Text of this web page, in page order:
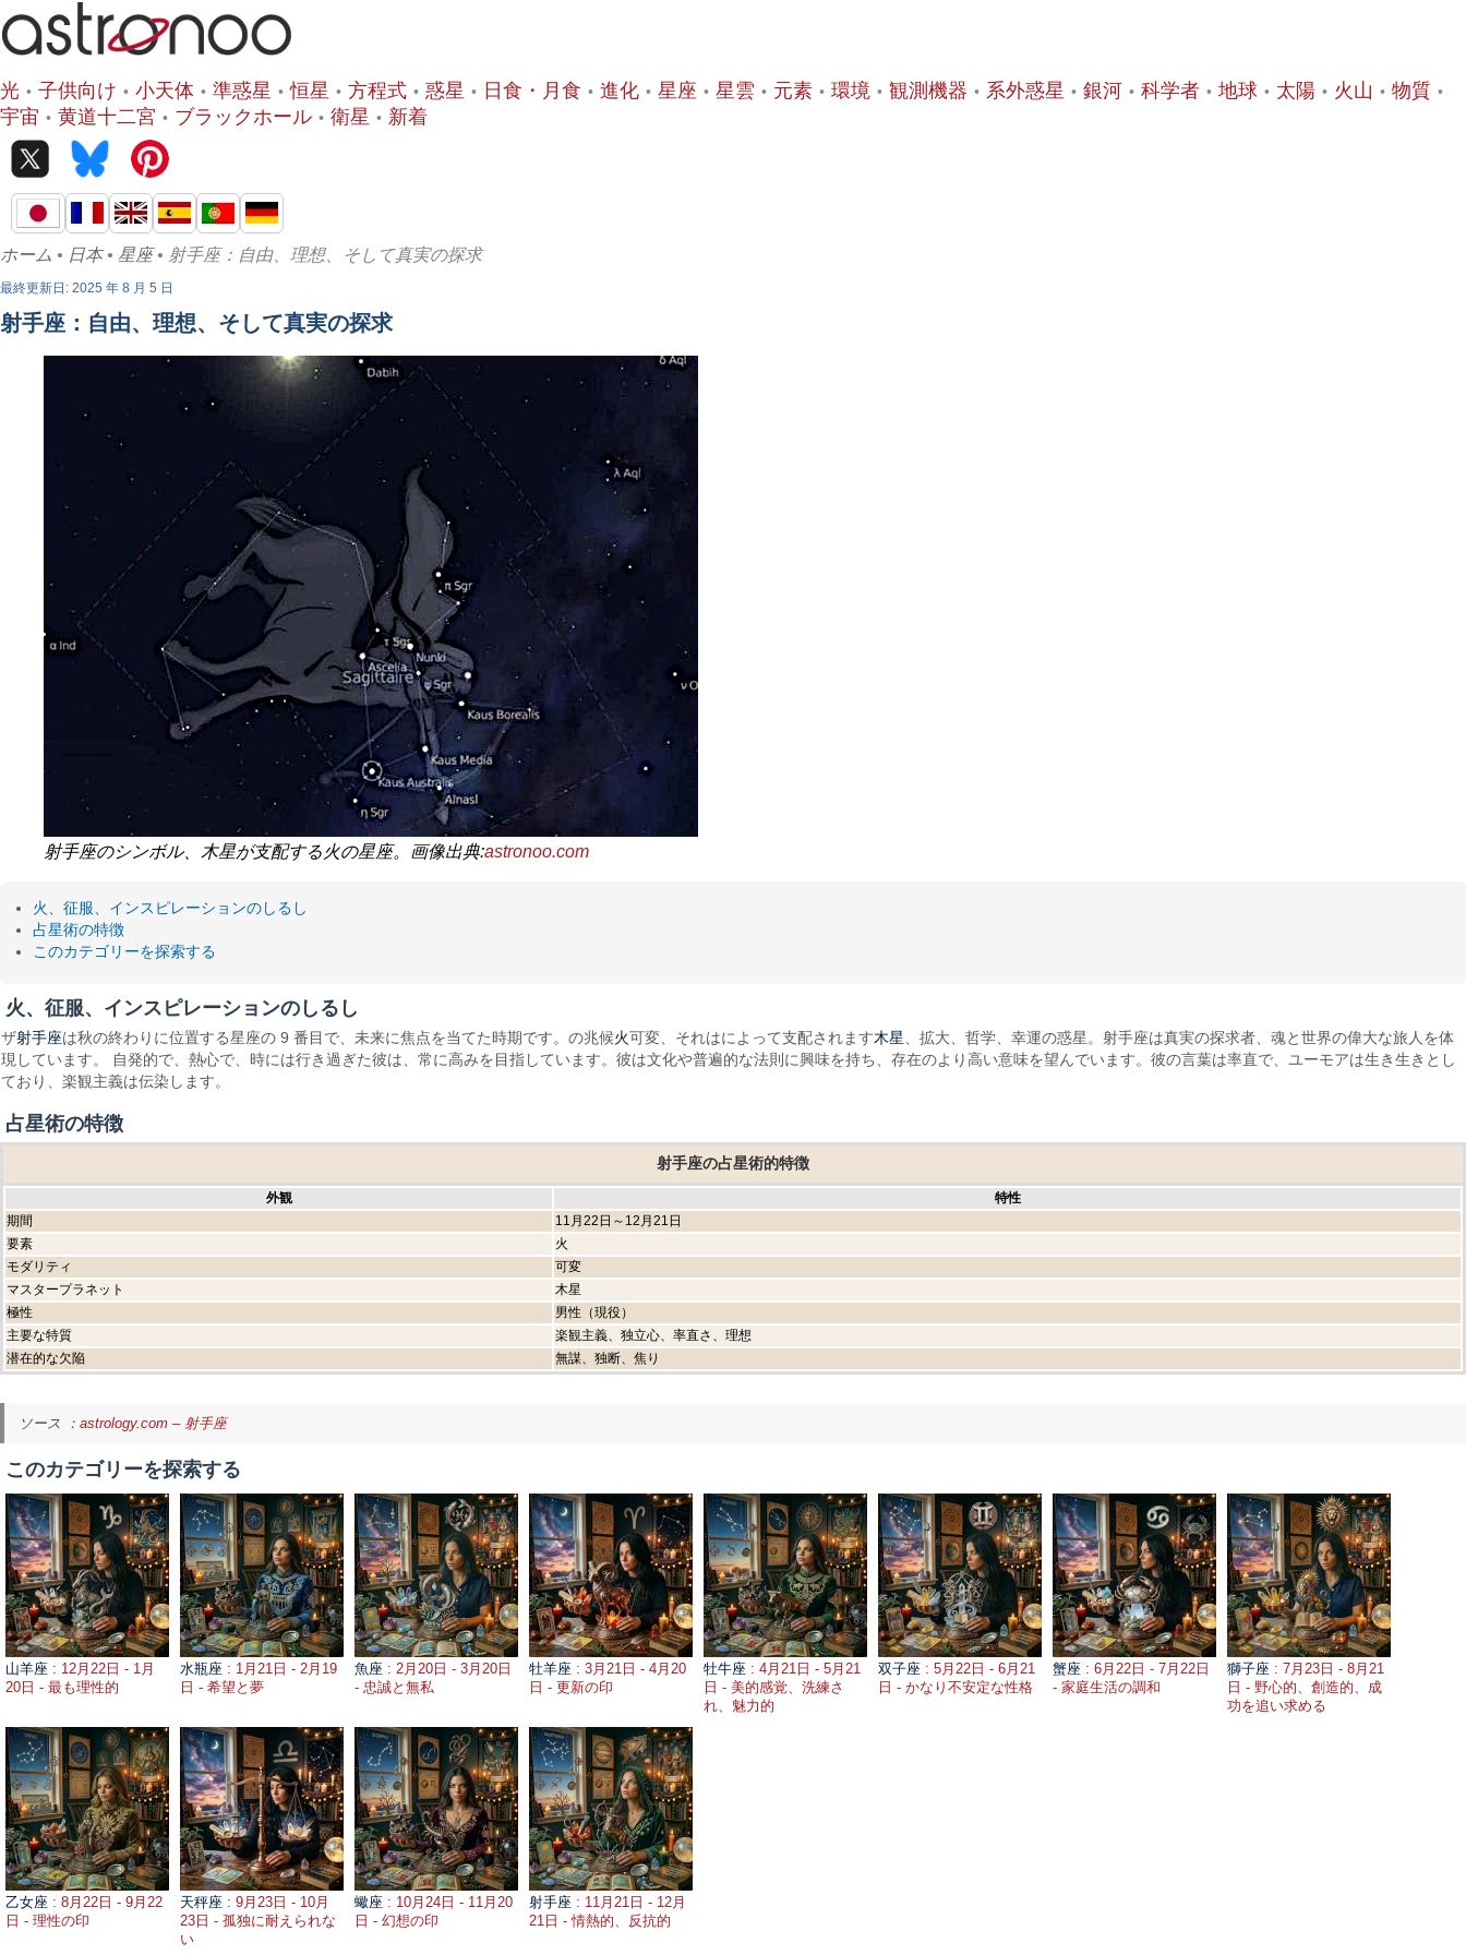
光 子供向け 小天体 準惑星 恒星 方程式 惑星 日食・月食 進化 星座 星雲 元素 環境 観測機器 系外惑星 銀河 科学者 地球 太陽 火山
物質
宇宙
黄道十二宮 ブラックホール 衛星 新着
ホーム • 日本• 星座• 射手座：自由、理想、そして真実の探求
最終更新日: 2025 年 8 月 5 日
射手座：自由、理想、そして真実の探求
射手座のシンボル、木星が支配する火の星座。画像出典:astronoo.com
火、征服、インスピレーションのしるし
占星術の特徴
このカテゴリーを探索する
火、征服、インスピレーションのしるし
ザ射手座は秋の終わりに位置する星座の 9 番目で、未来に焦点を当てた時期です。の兆候火可変、それはによって支配されます木星 、拡大、哲学、幸運の惑星。射手座は真実の探求者、魂と世界の偉大な旅人を体
現しています。 自発的で、熱心で、時には行き過ぎた彼は、常に高みを目指しています。彼は文化や普遍的な法則に興味を持ち、存在のより高い意味を望んでいます。彼の言葉は率直で、ユーモアは生き生きとし
ており、楽観主義は伝染します。
占星術の特徴
射手座の占星術的特徴
外観
特性
期間
11月22日～12月21日
要素
火
モダリティ
可変
マスタープラネット
木星
極性
男性（現役）
主要な特質
楽観主義、独立心、率直さ、理想
潜在的な欠陥
無謀、独断、焦り
ソース ： astrology.com – 射手座
このカテゴリーを探索する
山羊座 : 12月22日 - 1月
20日 - 最も理性的
水瓶座 : 1月21日 - 2月19
日 - 希望と夢
魚座 : 2月20日 - 3月20日
- 忠誠と無私
牡羊座 : 3月21日 - 4月20
日 - 更新の印
牡牛座 : 4月21日 - 5月21
日 - 美的感覚、洗練さ
れ、魅力的
双子座 : 5月22日 - 6月21
日 - かなり不安定な性格
蟹座 : 6月22日 - 7月22日
- 家庭生活の調和
獅子座 : 7月23日 - 8月21
日 - 野心的、創造的、成
功を追い求める
乙女座 : 8月22日 - 9月22
日 - 理性の印
天秤座 : 9月23日 - 10月
23日 - 孤独に耐えられな
い
蠍座 : 10月24日 - 11月20
日 - 幻想の印
射手座 : 11月21日 - 12月
21日 - 情熱的、反抗的